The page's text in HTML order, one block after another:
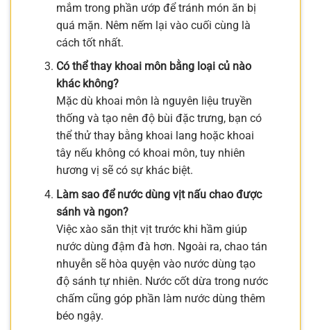
mắm trong phần ướp để tránh món ăn bị
quá mặn. Nêm nếm lại vào cuối cùng là
cách tốt nhất.
Có thể thay khoai môn bằng loại củ nào
khác không?
Mặc dù khoai môn là nguyên liệu truyền
thống và tạo nên độ bùi đặc trưng, bạn có
thể thử thay bằng khoai lang hoặc khoai
tây nếu không có khoai môn, tuy nhiên
hương vị sẽ có sự khác biệt.
Làm sao để nước dùng vịt nấu chao được
sánh và ngon?
Việc xào săn thịt vịt trước khi hầm giúp
nước dùng đậm đà hơn. Ngoài ra, chao tán
nhuyễn sẽ hòa quyện vào nước dùng tạo
độ sánh tự nhiên. Nước cốt dừa trong nước
chấm cũng góp phần làm nước dùng thêm
béo ngậy.